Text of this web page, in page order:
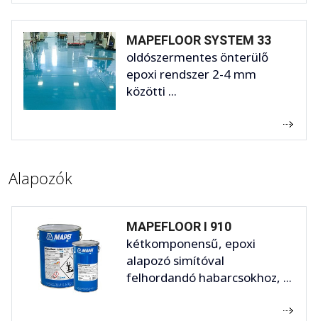
MAPEFLOOR SYSTEM 33
oldószermentes önterülő
epoxi rendszer 2-4 mm
közötti ...
Alapozók
MAPEFLOOR I 910
kétkomponensű, epoxi
alapozó simítóval
felhordandó habarcsokhoz, ...